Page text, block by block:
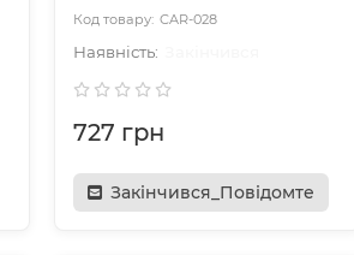
CAR-028
727 грн
Закінчився_Повідомте